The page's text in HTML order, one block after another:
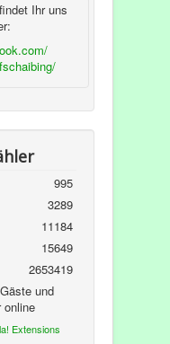
Ihr uns
995
3289
11184
15649
2653419
und
online
Extensions